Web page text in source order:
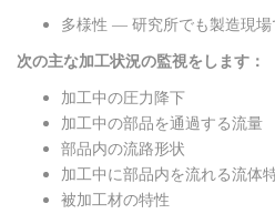
多様性 ― 研究所でも製造現
次の主な加工状況の監視をします：
加工中の圧力降下
加工中の部品を通過する流量
部品内の流路形状
加工中に部品内を流れる流体
被加工材の特性